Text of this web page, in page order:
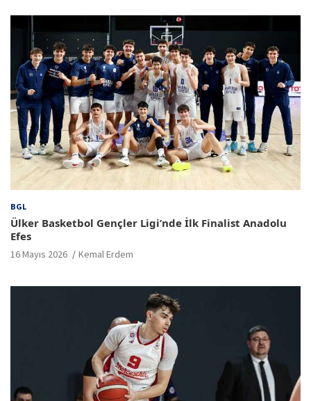
BGL
Ülker Basketbol Gençler Ligi’nde İlk Finalist Anadolu
Efes
16 Mayıs 2026 Kemal Erdem